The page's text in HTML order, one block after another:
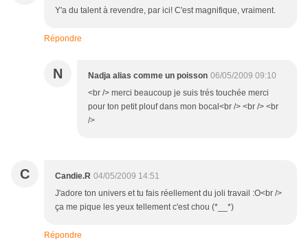
Y'a du talent à revendre, par ici! C'est magnifique, vraiment.
Répondre
N Nadja alias comme un poisson 06/05/2009 09:10
<br /> merci beaucoup je suis trés touchée merci
pour ton petit plouf dans mon bocal<br /> <br /> <br
/>
C Candie.R 04/05/2009 14:51
J'adore ton univers et tu fais réellement du joli travail :O<br />
ça me pique les yeux tellement c'est chou (*__*)
Répondre